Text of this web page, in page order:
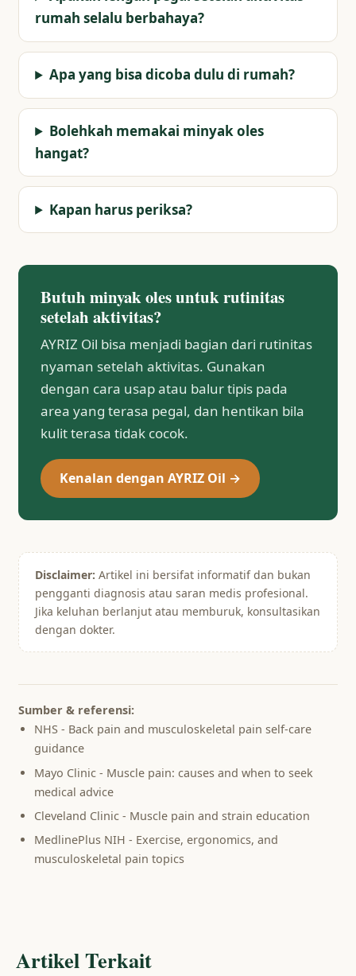
rumah selalu berbahaya?
Apa yang bisa dicoba dulu di rumah?
Bolehkah memakai minyak oles
hangat?
Kapan harus periksa?
Butuh minyak oles untuk rutinitas
setelah aktivitas?
AYRIZ Oil bisa menjadi bagian dari rutinitas
nyaman setelah aktivitas. Gunakan
dengan cara usap atau balur tipis pada
area yang terasa pegal, dan hentikan bila
kulit terasa tidak cocok.
Kenalan dengan AYRIZ Oil →
Disclaimer: Artikel ini bersifat informatif dan bukan
pengganti diagnosis atau saran medis profesional.
Jika keluhan berlanjut atau memburuk, konsultasikan
dengan dokter.
Sumber & referensi:
NHS - Back pain and musculoskeletal pain self-care
guidance
Mayo Clinic - Muscle pain: causes and when to seek
medical advice
Cleveland Clinic - Muscle pain and strain education
MedlinePlus NIH - Exercise, ergonomics, and
musculoskeletal pain topics
Artikel Terkait